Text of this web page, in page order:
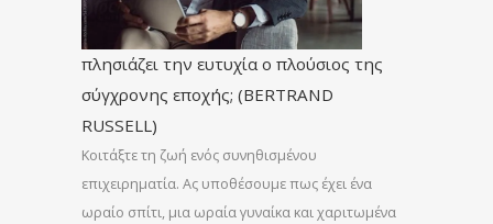
πλησιάζει την ευτυχία ο πλούσιος της
σύγχρονης εποχής; (BERTRAND
RUSSELL)
Κοιτάξτε τη ζωή ενός συνηθισμένου
επιχειρηματία. Ας υποθέσουμε πως έχει ένα
ωραίο σπίτι, μια ωραία γυναίκα και χαριτωμένα